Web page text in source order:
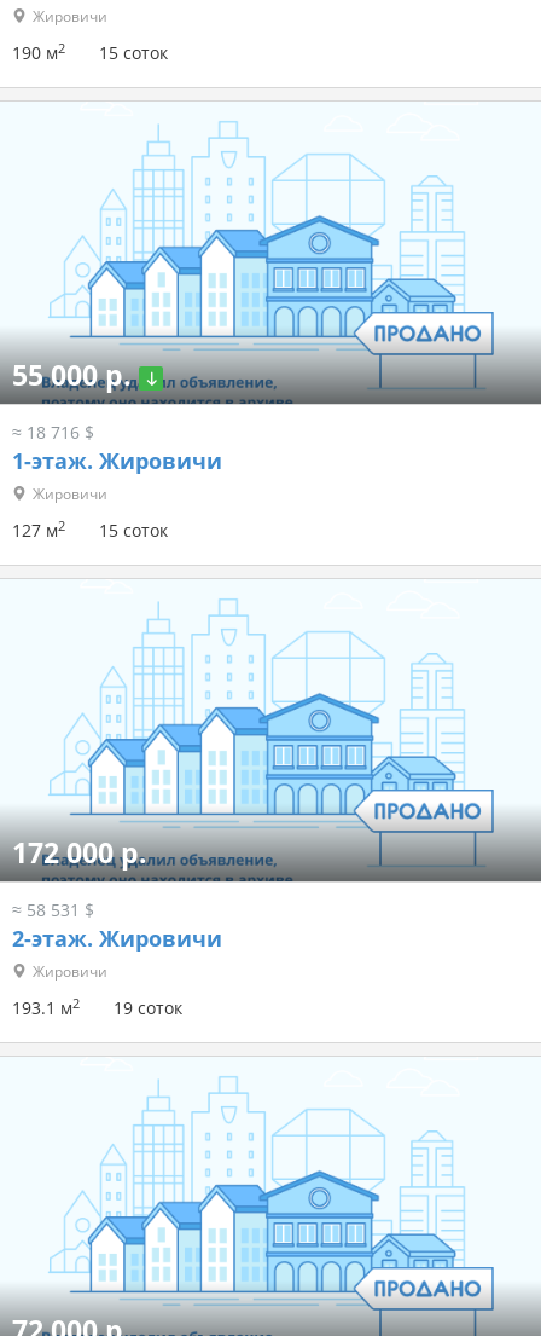
Жировичи
190 м2 15 соток
55 000 р.
≈ 18 716 $
1-этаж. Жировичи
Жировичи
127 м2 15 соток
172 000 р.
≈ 58 531 $
2-этаж. Жировичи
Жировичи
193.1 м2 19 соток